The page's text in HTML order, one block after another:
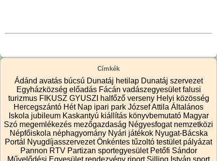
Címkék
Ádánd avatás búcsú Dunatáj hetilap Dunatáj szervezet
Egyházközség előadás Fácán vadászegyesületfalusi
turizmus FIKUSZ GYUSZI halfőző verseny Helyi közösség
Hercegszántó Hét Nap ipari park József Attila Általános
Iskola jubileum Kaskantyú kiállítás könyvbemutató Magyar
Szó megemlékezés mezőgazdaság Négyesfogat nemzetközi
Népfőiskola néphagyomány Nyári játékok Nyugat-Bácska
Portál
NyugdíjasszervezetÖnkéntes tűzoltó testület pályázat
Pannon RTV Partizan sportegyesület Petőfi Sándor
Művelődési Egyesület rendezvény riport Silling István sport